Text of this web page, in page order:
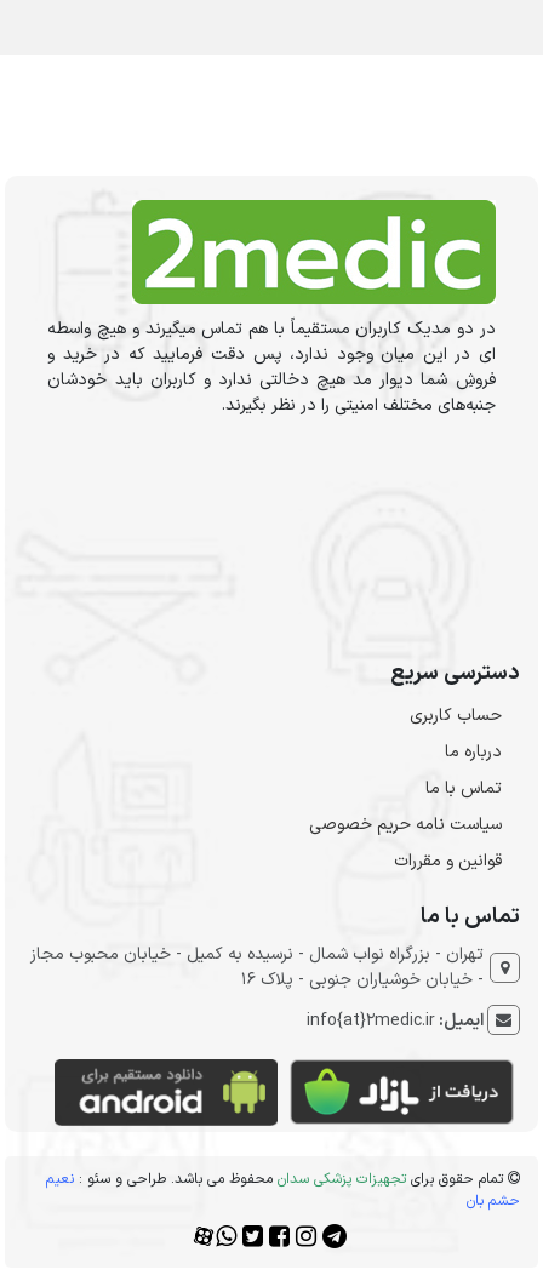
در دو مدیک کاربران مستقیماً با هم تماس میگیرند و هیچ واسطه
ای در این میان وجود ندارد، پس دقت فرمایید که در خرید و
فروشِ شما دیوار مد هیچ دخالتی ندارد و کاربران باید خودشان
جنبه‌های مختلف امنیتی را در نظر بگیرند.
دسترسی سریع
حساب کاربری
درباره ما
تماس با ما
سیاست نامه حریم خصوصی
قوانین و مقررات
تماس با ما
تهران - بزرگراه نواب شمال - نرسیده به کمیل - خیابان محبوب مجاز
- خیابان خوشیاران جنوبی - پلاک 16
ایمیل:info{at}2medic.ir
تمام حقوق برایتجهیزات پزشکی سدان محفوظ می باشد. طراحی و سئو :نعیم
حشم بان